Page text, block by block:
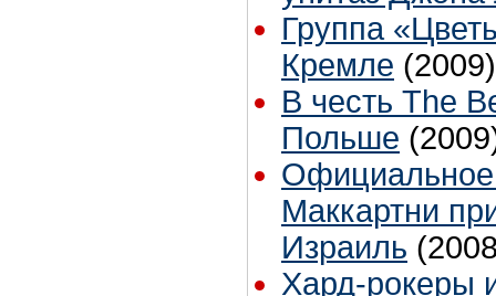
Группа
Кремле (2009)
В честь The
Польше
Маккартни
Израиль
Хард-рокеры